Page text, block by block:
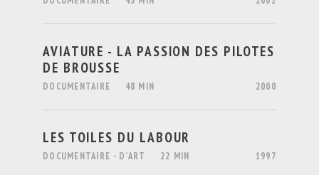
AVIATURE - LA PASSION DES PILOTES
DE BROUSSE
DOCUMENTAIRE 48 MIN 2000
LES TOILES DU LABOUR
DOCUMENTAIRE - D’ART 22 MIN 1997